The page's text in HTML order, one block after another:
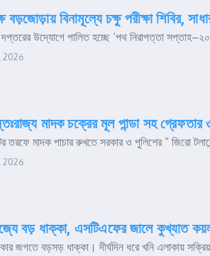
বিনামূল্যে চক্ষু পরীক্ষা শিবির,
উদ্যোগে পালিত হচ্ছে ‘পথ নিরাপত্তা
2026
মাদক চক্রের মূল পান্ডা সহ
তরফে মাদক পাচার রুখতে সরকার ও পুলিশের ” জিরো
2026
বড় ধাক্কা, এসটিএফের জালে কুখ্যাত
জগতে বড়সড় ধাক্কা। দীর্ঘদিন ধরে খনি এলাকায়